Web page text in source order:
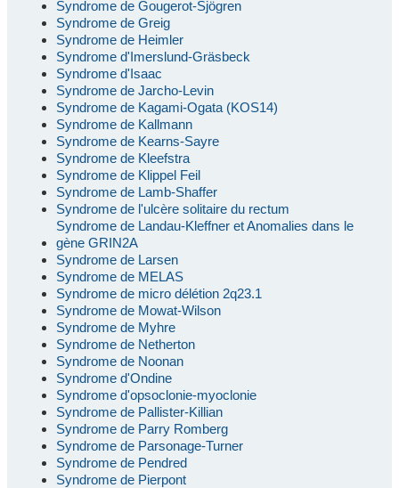
Syndrome de Gougerot-Sjögren
Syndrome de Greig
Syndrome de Heimler
Syndrome d'Imerslund-Gräsbeck
Syndrome d'Isaac
Syndrome de Jarcho-Levin
Syndrome de Kagami-Ogata (KOS14)
Syndrome de Kallmann
Syndrome de Kearns-Sayre
Syndrome de Kleefstra
Syndrome de Klippel Feil
Syndrome de Lamb-Shaffer
Syndrome de l'ulcère solitaire du rectum
Syndrome de Landau-Kleffner et Anomalies dans le
gène GRIN2A
Syndrome de Larsen
Syndrome de MELAS
Syndrome de micro délétion 2q23.1
Syndrome de Mowat-Wilson
Syndrome de Myhre
Syndrome de Netherton
Syndrome de Noonan
Syndrome d'Ondine
Syndrome d'opsoclonie-myoclonie
Syndrome de Pallister-Killian
Syndrome de Parry Romberg
Syndrome de Parsonage-Turner
Syndrome de Pendred
Syndrome de Pierpont